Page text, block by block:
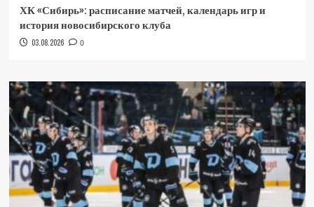
ХК «Сибирь»: расписание матчей, календарь игр и
история новосибирского клуба
03.08.2026 0